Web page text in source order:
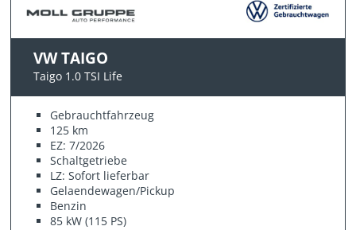
VW TAIGO
Taigo 1.0 TSI Life
Gebrauchtfahrzeug
125 km
EZ: 7/2026
Schaltgetriebe
LZ: Sofort lieferbar
Gelaendewagen/Pickup
Benzin
85 kW (115 PS)